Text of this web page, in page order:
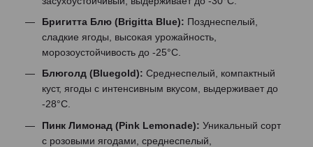
Бригитта Блю (Brigitta Blue): Позднеспелый,
сладкие ягоды, высокая урожайность,
морозоустойчивость до -25°C.
Блюголд (Bluegold): Среднеспелый, компактный
куст, ягоды с интенсивным вкусом, выдерживает до
-28°C.
Пинк Лимонад (Pink Lemonade): Уникальный сорт
с розовыми ягодами, среднеспелый,